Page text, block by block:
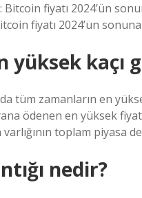
fiyatı 2024’ün
fiyatı 2024’ün
yüksek kaçı
tüm zamanların en
ödenen en yüksek
toplam piyasa
nedir?